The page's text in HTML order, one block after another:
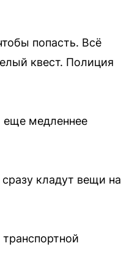
попасть. Всё
квест. Полиция
еще медленнее
кладут вещи на